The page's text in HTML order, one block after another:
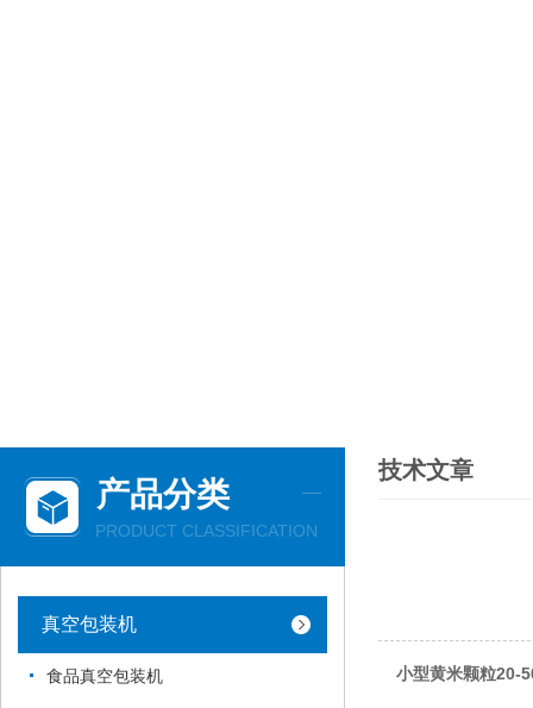
产品分类
PRODUCT CLASSIFICATION
真空包装机
食品真空包装机
技术文章
小型黄米颗粒20-